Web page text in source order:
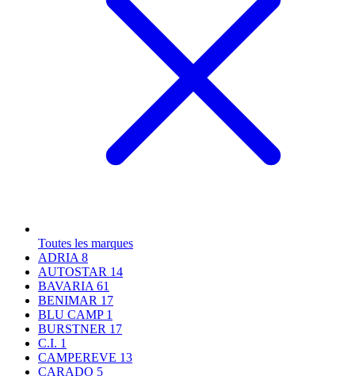
Toutes les marques
ADRIA 8
AUTOSTAR 14
BAVARIA 61
BENIMAR 17
BLU CAMP 1
BURSTNER 17
C.I. 1
CAMPEREVE 13
CARADO 5